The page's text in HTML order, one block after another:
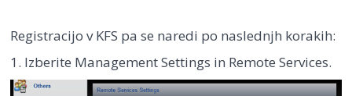
Registracijo v KFS pa se naredi po naslednjh korakih:
1. Izberite Management Settings in Remote Services.